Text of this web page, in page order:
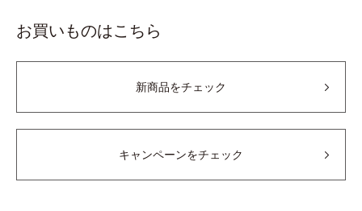
お買いものはこちら
新商品をチェック
キャンペーンをチェック